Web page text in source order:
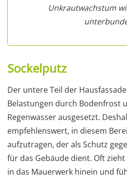
Unkrautwachstum
Sockelputz
Der untere Teil der
Belastungen durch Bodenfrost
Regenwasser ausgesetzt.
empfehlenswert, in diesem
aufzutragen, der als Schutz
für das Gebäude dient. Oft
in das Mauerwerk hinein und